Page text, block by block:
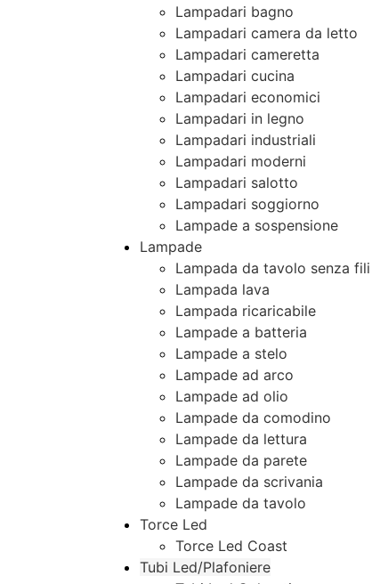
Lampadari bagno
Lampadari camera da letto
Lampadari cameretta
Lampadari cucina
Lampadari economici
Lampadari in legno
Lampadari industriali
Lampadari moderni
Lampadari salotto
Lampadari soggiorno
Lampade a sospensione
Lampade
Lampada da tavolo senza fili
Lampada lava
Lampada ricaricabile
Lampade a batteria
Lampade a stelo
Lampade ad arco
Lampade ad olio
Lampade da comodino
Lampade da lettura
Lampade da parete
Lampade da scrivania
Lampade da tavolo
Torce Led
Torce Led Coast
Tubi Led/Plafoniere